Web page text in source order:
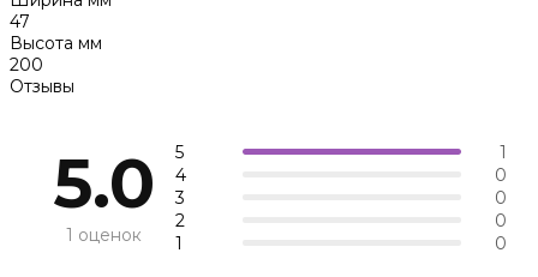
47
Высота мм
200
Отзывы
5.0
1 оценок
5
1
4
0
3
0
2
0
1
0